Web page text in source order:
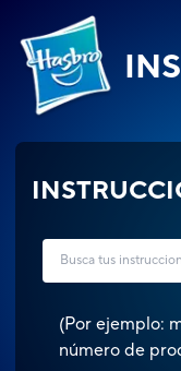
(Por ejemplo:
número de